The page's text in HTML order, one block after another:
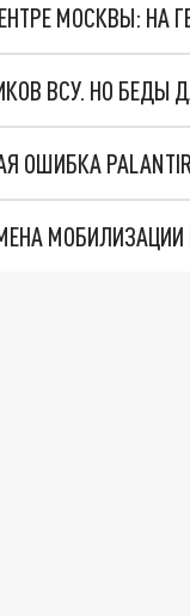
МОСКВЫ: НА
ВСУ. НО БЕДЫ